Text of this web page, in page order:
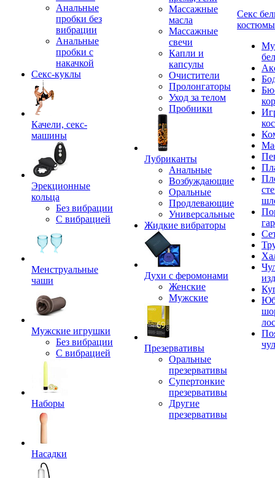
Анальные
пробки без
вибрации
Анальные
пробки с
накачкой
Секс-куклы
Качели, секс-
машины
Эрекционные
кольца
Без вибрации
С вибрацией
Менструальные
чаши
Мужские игрушки
Без вибрации
С вибрацией
Наборы
Насадки
Массажные
масла
Массажные
свечи
Капли и
капсулы
Очистители
Пролонгаторы
Уход за телом
Пробники
Лубриканты
Анальные
Возбуждающие
Оральные
Продлевающие
Универсальные
Жидкие вибраторы
Духи с феромонами
Женские
Мужские
Презервативы
Оральные
презервативы
Супертонкие
презервативы
Другие
презервативы
Секс
костюмы